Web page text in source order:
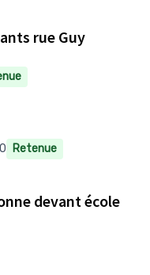
rue Guy
0 Retenue
devant école